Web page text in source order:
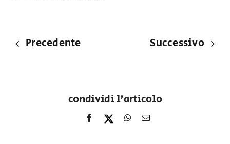
Precedente Successivo
condividi l'articolo